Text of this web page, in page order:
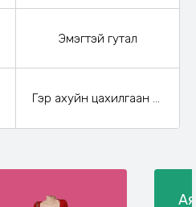
Эмэгтэй гутал
Гэр ахуйн цахилгаан бараа